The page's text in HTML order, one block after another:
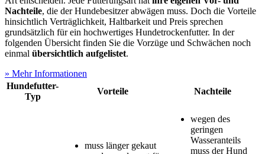
Nachteile, die der Hundebesitzer abwägen muss. Doch die Vorteile
hinsichtlich Verträglichkeit, Haltbarkeit und Preis sprechen
grundsätzlich für ein hochwertiges Hundetrockenfutter. In der
folgenden Übersicht finden Sie die Vorzüge und Schwächen noch
einmal übersichtlich aufgelistet.
» Mehr Informationen
Hundefutter-
Typ
Vorteile Nachteile
muss länger gekaut
wegen des
geringen
Wasseranteils
muss der Hund